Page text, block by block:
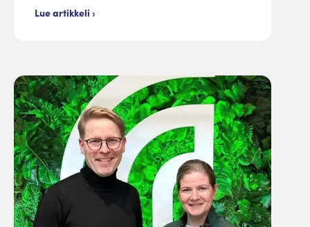
Lue artikkeli ›